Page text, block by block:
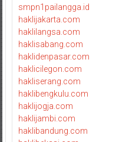
smpn1pailangga.id
haklijakarta.com
haklilangsa.com
haklisabang.com
haklidenpasar.com
haklicilegon.com
hakliserang.com
haklibengkulu.com
haklijogja.com
haklijambi.com
haklibandung.com